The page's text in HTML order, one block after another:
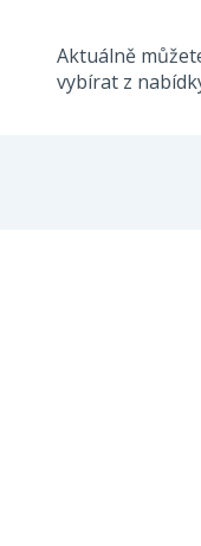
Aktuálně
vybírat z